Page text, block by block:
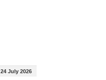
24 July 2026